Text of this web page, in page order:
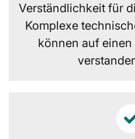
Verständlichkeit für
Komplexe
können auf